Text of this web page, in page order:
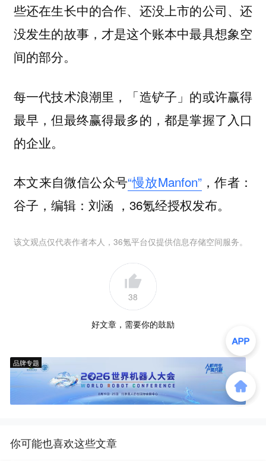
些还在生长中的合作、还没上市的公司、还
没发生的故事，才是这个账本中最具想象空
间的部分。
每一代技术浪潮里，「造铲子」的或许赢得
最早，但最终赢得最多的，都是掌握了入口
的企业。
本文来自微信公众号“慢放Manfon”，作者：
谷子，编辑：刘涵 ，36氪经授权发布。
该文观点仅代表作者本人，36氪平台仅提供信息存储空间服务。
38
好文章，需要你的鼓励
品牌专题
你可能也喜欢这些文章